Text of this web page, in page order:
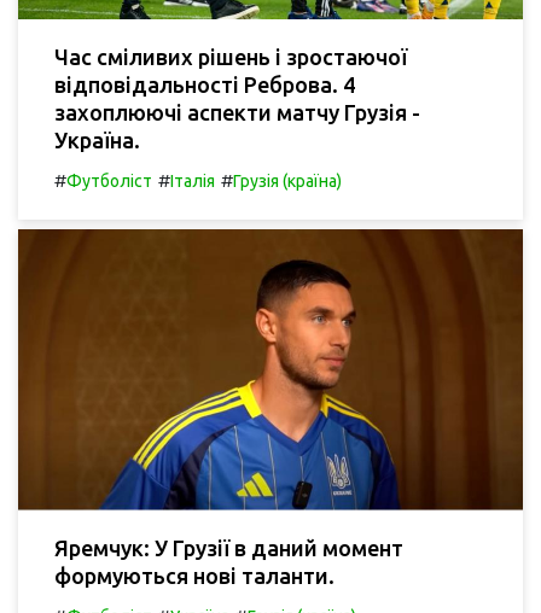
Час сміливих рішень і зростаючої
відповідальності Реброва. 4
захоплюючі аспекти матчу Грузія -
Україна.
#Футболіст #Італія #Грузія (країна)
Яремчук: У Грузії в даний момент
формуються нові таланти.